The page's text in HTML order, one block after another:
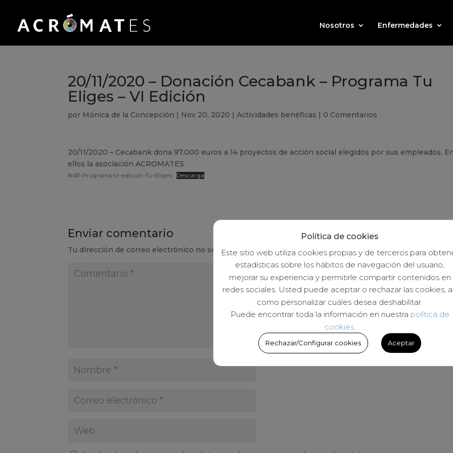
Nosotros Enfermedades
20/11/2020 – Donación Cecabank – Programa Tu
Eliges – VI Edición
por Mónica de la Concepción | Nov 20, 2020 |Actividades benéficas | 0 Comentarios
20/11/2020 – Cecabank dona 97.000 euros a 14 proyectos de acción social elegidos por sus empleados.
ellos la asociación ACROMATES
NdP-Programa-VI-edicion-Tu-Eliges Descarga
Enviar comentario
Tu dirección de correo electrónico no será publicada. Los campos obligatorios están marcados con*
Política de cookies
Este sitio web utiliza cookies propias y de terceros para
estadísticas sobre los hábitos de navegación del usuario,
mejorar su experiencia y permitirle compartir contenidos en
redes sociales. Usted puede aceptar o rechazar las cookies,
como personalizar cuáles desea deshabilitar.
Puede encontrar toda la información en nuestra política de
cookies.
Rechazar/Configurar cookies Aceptar